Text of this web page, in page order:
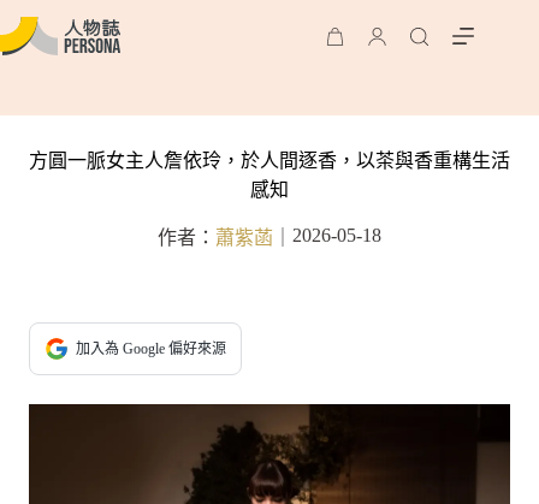
方圓一脈女主人詹依玲，於人間逐香，以茶與香重構生活
感知
作者： 蕭紫菡 2026-05-18
加入為 Google 偏好來源